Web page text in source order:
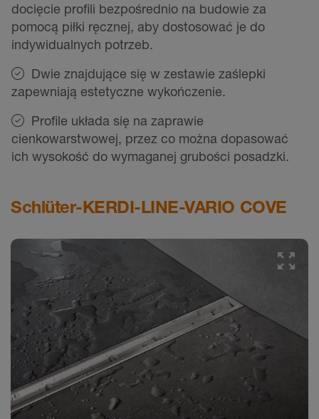
docięcie profili bezpośrednio na budowie za
pomocą piłki ręcznej, aby dostosować je do
indywidualnych potrzeb.
Dwie znajdujące się w zestawie zaślepki
zapewniają estetyczne wykończenie.
Profile układa się na zaprawie
cienkowarstwowej, przez co można dopasować
ich wysokość do wymaganej grubości posadzki.
Schlüter-KERDI-LINE-VARIO COVE